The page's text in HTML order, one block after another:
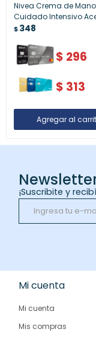
Nivea Crema de
Cuidado Intensivo
Almendras y Manteca
Crema hidratante para
manos
$348
$ 296
$ 313
¡Suscribite y
Mi cuenta
Mi cuenta
Mis compras